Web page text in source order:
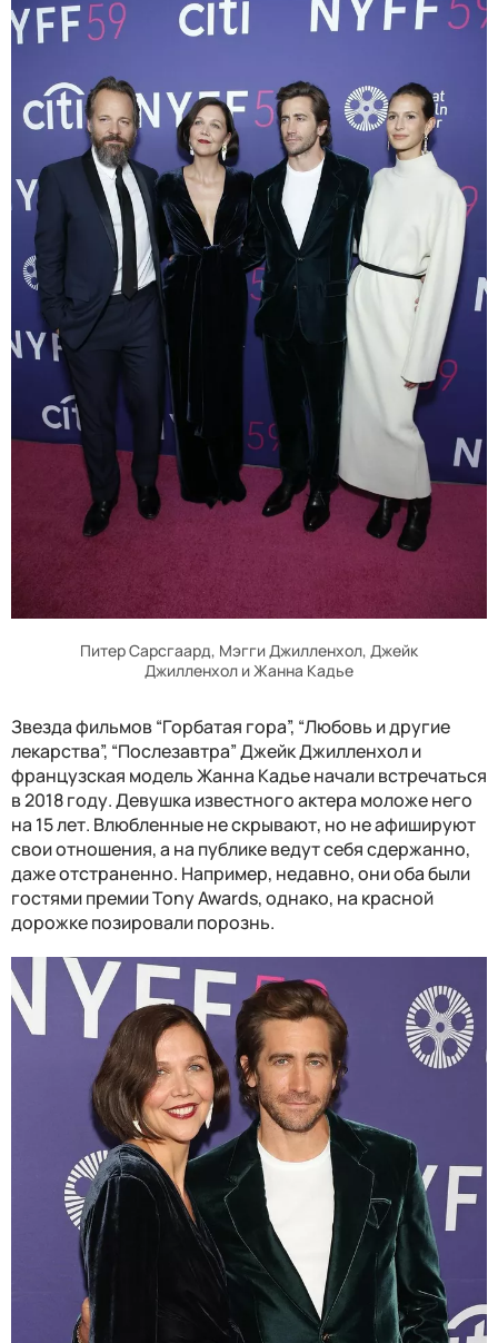
Питер Сарсгаард, Мэгги Джилленхол, Джейк
Джилленхол и Жанна Кадье
Звезда фильмов “Горбатая гора”, “Любовь и другие
лекарства”, “Послезавтра” Джейк Джилленхол и
французская модель Жанна Кадье начали встречаться
в 2018 году. Девушка известного актера моложе него
на 15 лет. Влюбленные не скрывают, но не афишируют
свои отношения, а на публике ведут себя сдержанно,
даже отстраненно. Например, недавно, они оба были
гостями премии Tony Awards, однако, на красной
дорожке позировали порознь.